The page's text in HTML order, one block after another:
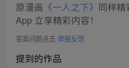
原漫画 《一人之下》 同样精
App 立享精彩内容！
答案问题点击 举报反馈
提到的作品